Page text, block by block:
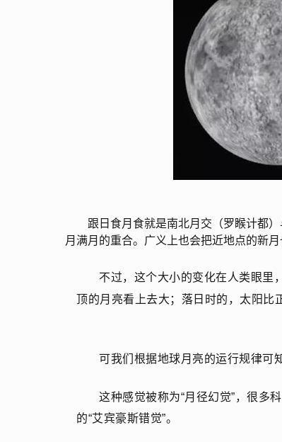
跟日食月食就是南北月交（罗睺计都
月满月的重合。广义上也会把近地点的新
不过，这个大小的变化在人类眼里
顶的月亮看上去大；落日时的，太阳比
可我们根据地球月亮的运行规律可
这种感觉被称为“月径幻觉”，很多
的“艾宾豪斯错觉”。